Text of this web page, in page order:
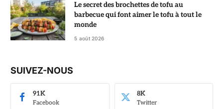
Le secret des brochettes de tofu au
barbecue qui font aimer le tofu à tout le
monde
5 août 2026
SUIVEZ-NOUS
Facebook
91K
Twitter
8K